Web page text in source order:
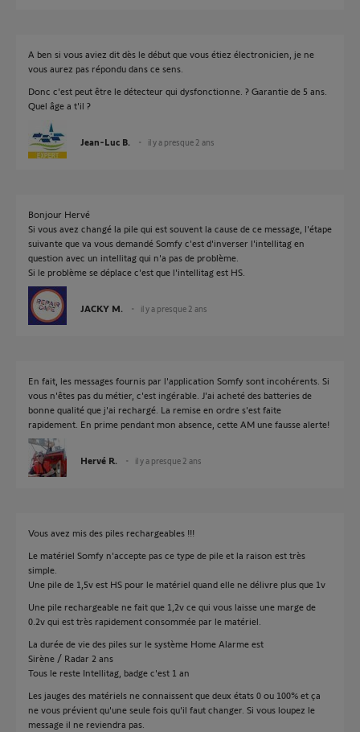
A ben si vous aviez dit dès le début que vous étiez électronicien, je ne
vous aurez pas répondu dans ce sens.
Donc c'est peut être le détecteur qui dysfonctionne. ? Garantie de 5 ans.
Quel âge a t'il ?
Jean-Luc B. il y a presque 2 ans
Bonjour Hervé
Si vous avez changé la pile qui est souvent la cause de ce message, l'étape
suivante que va vous demandé Somfy c'est d'inverser l'intellitag en
question avec un intellitag qui n'a pas de problème.
Si le problème se déplace c'est que l'intellitag est HS.
JACKY M. il y a presque 2 ans
En fait, les messages fournis par l'application Somfy sont incohérents. Si
vous n'êtes pas du métier, c'est ingérable. J'ai acheté des batteries de
bonne qualité que j'ai rechargé. La remise en ordre s'est faite
rapidement. En prime pendant mon absence, cette AM une fausse alerte!
Hervé R. il y a presque 2 ans
Vous avez mis des piles rechargeables !!!
Le matériel Somfy n'accepte pas ce type de pile et la raison est très
simple.
Une pile de 1,5v est HS pour le matériel quand elle ne délivre plus que 1v
Une pile rechargeable ne fait que 1,2v ce qui vous laisse une marge de
0.2v qui est très rapidement consommée par le matériel.
La durée de vie des piles sur le système Home Alarme est
Sirène / Radar 2 ans
Tous le reste Intellitag, badge c'est 1 an
Les jauges des matériels ne connaissent que deux états 0 ou 100% et ça
ne vous prévient qu'une seule fois qu'il faut changer. Si vous loupez le
message il ne reviendra pas.